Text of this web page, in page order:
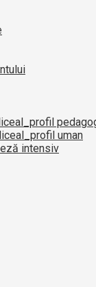
uman
intensiv